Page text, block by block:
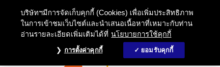
บริษัทฯมีการจัดเก็บคุกกี้ (Cookies) เพื่อเพิ่มประสิทธิภาพ
ในการเข้าชมเว็บไซต์และนำเสนอเนื้อหาที่เหมาะกับท่าน
อ่านรายละเอียดเพิ่มเติมได้ที่ นโยบายการใช้คุกกี้
การตั้งค่าคุกกี้ ยอมรับคุกกี้